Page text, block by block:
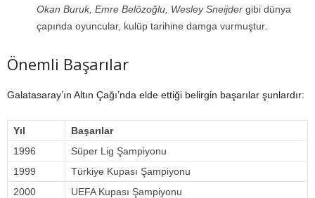
Okan Buruk, Emre Belözoğlu, Wesley Sneijder gibi dünya
çapında oyuncular, kulüp tarihine damga vurmuştur.
Önemli Başarılar
Galatasaray’ın Altın Çağı’nda elde ettiği belirgin başarılar şunlardır:
Yıl
Başarılar
1996
Süper Lig Şampiyonu
1999
Türkiye Kupası Şampiyonu
2000
UEFA Kupası Şampiyonu